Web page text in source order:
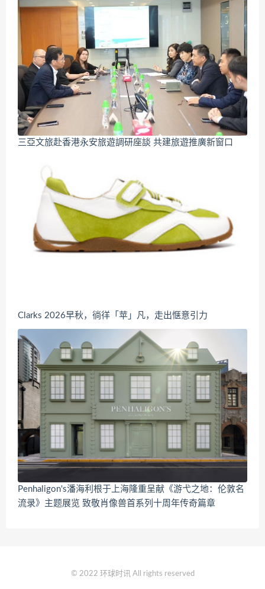
三亞文旅赴香港永安旅遊調研座談 共建旅遊推廣新窗口
Clarks 2026早秋，徜徉「苹」凡，走出惬意引力
Penhaligon's潘海利根于上海隆重呈献《游弋之地：伦敦名
流录》主题展览 致敬肖像兽首系列十周年传奇篇章
© 2022 环球时讯 All rights reserved